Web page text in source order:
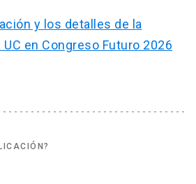
y los detalles de la
en Congreso Futuro 2026